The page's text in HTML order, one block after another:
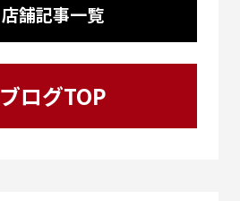
店舗記事一覧
ブログTOP